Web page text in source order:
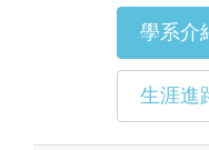
學系介
生涯進